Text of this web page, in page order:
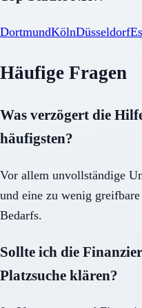
DortmundKölnDüsseldorf
Häufige Fragen
Was verzögert die
häufigsten?
Vor allem unvollständige
und eine zu wenig
Bedarfs.
Sollte ich die
Platzsuche klären?